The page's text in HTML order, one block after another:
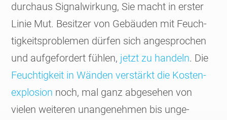
durchaus Signal­wirkung, Sie macht in erster
Linie Mut. Besitzer von Gebäuden mit Feuch­
tigkeits­proble­men dürfen sich ange­sprochen
und aufge­fordert fühlen, jetzt zu handeln. Die
Feuch­tig­keit in Wänden verstärkt die Kosten­
explo­sion noch, mal ganz abge­sehen von
vielen weiteren unange­nehmen bis unge­